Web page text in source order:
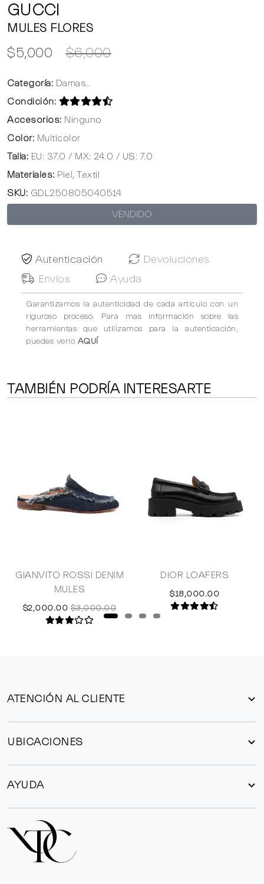
GUCCI
MULES FLORES
$5,000 $6,000
Categoría: Damas..
Condición:
Accesorios: Ninguno
Color: Multicolor
Talla: EU: 37.0 / MX: 24.0 / US: 7.0
Materiales: Piel, Textil
SKU: GDL250805040514
VENDIDO
Autenticación
Devoluciones
Envíos
Ayuda
Garantizamos la autenticidad de cada artículo con un
riguroso proceso. Para mas información sobre las
herramientas que utilizamos para la autenticación,
puedes verlo AQUÍ
TAMBIÉN PODRÍA INTERESARTE
GIANVITO ROSSI DENIM
MULES
$2,000.00 $3,000.00
DIOR LOAFERS
$18,000.00
ATENCIÓN AL CLIENTE
UBICACIONES
AYUDA